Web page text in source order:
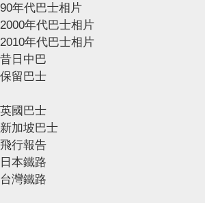
90年代巴士相片
2000年代巴士相片
2010年代巴士相片
昔日中巴
保留巴士
英國巴士
新加坡巴士
飛行報告
日本鐵路
台灣鐵路